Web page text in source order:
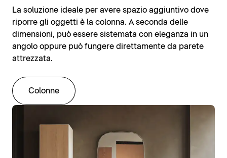
La soluzione ideale per avere spazio aggiuntivo dove
riporre gli oggetti è la colonna. A seconda delle
dimensioni, può essere sistemata con eleganza in un
angolo oppure può fungere direttamente da parete
attrezzata.
Colonne